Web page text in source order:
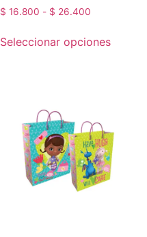
$ 16.800 - $ 26.400
Seleccionar opciones